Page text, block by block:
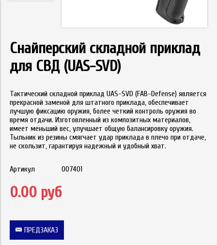
Снайперский складной приклад
для СВД (UAS-SVD)
Тактический складной приклад UAS-SVD (FAB-Defense) является
прекрасной заменой для штатного приклада, обеспечивает
лучшую фиксацию оружия, более четкий контроль оружия во
время отдачи. Изготовленный из композитных материалов,
имеет меньший вес, улучшает общую балансировку оружия.
Тыльник из резины смягчает удар приклада в плечо при отдаче,
не скользит, гарантируя надежный и удобный хват.
Артикул 007401
0.00 руб
ПРЕДЗАКАЗ